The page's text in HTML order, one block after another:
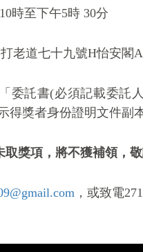
10時至下午5時 30分
老道七十九號H怡安閣
委託書(必須記載委託
得獎者身份證明文件副
獎項，將不獲補領，
，或致電